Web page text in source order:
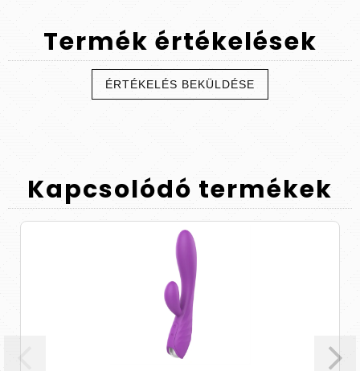
Termék értékelések
ÉRTÉKELÉS BEKÜLDÉSE
Kapcsolódó termékek